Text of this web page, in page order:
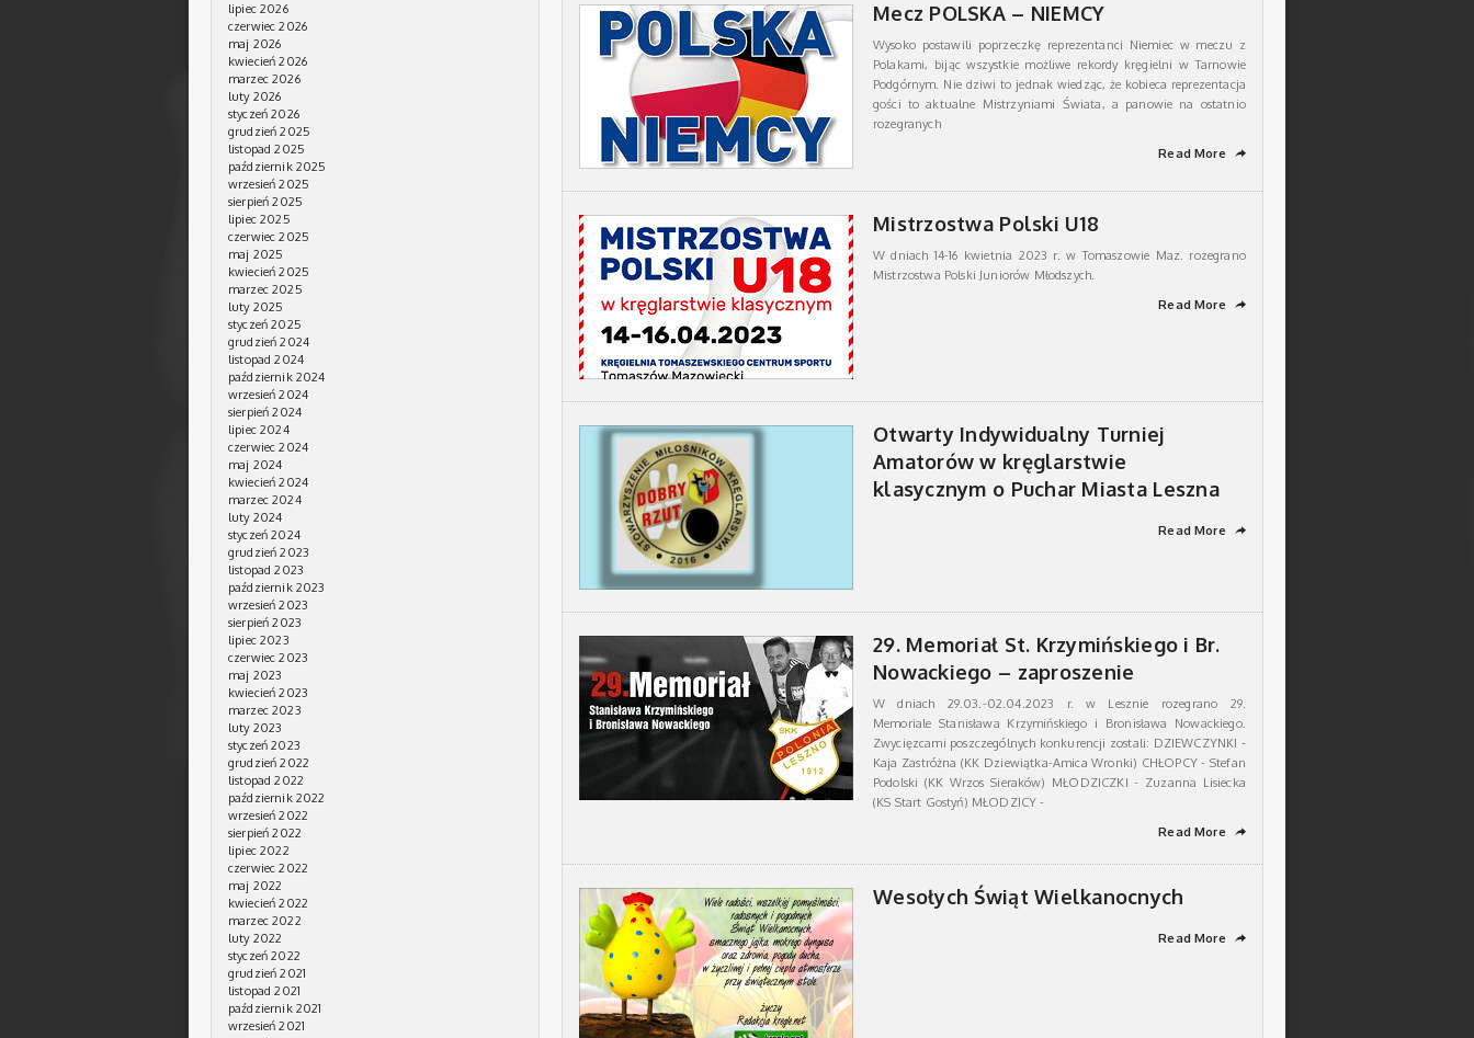
Mecz POLSKA – NIEMCY
Wysoko postawili poprzeczkę reprezentanci Niemiec w meczu z
Polakami, bijąc wszystkie możliwe rekordy kręgielni w Tarnowie
Podgórnym. Nie dziwi to jednak wiedząc, że kobieca reprezentacja
gości to aktualne Mistrzyniami Świata, a panowie na ostatnio
rozegranych
Read More
➦
Mistrzostwa Polski U18
W dniach 14-16 kwietnia 2023 r. w Tomaszowie Maz. rozegrano
Mistrzostwa Polski Juniorów Młodszych.
Read More
➦
Otwarty Indywidualny Turniej
Amatorów w kręglarstwie
klasycznym o Puchar Miasta Leszna
Read More ➦
29. Memoriał St. Krzymińskiego i Br.
Nowackiego – zaproszenie
W dniach 29.03.-02.04.2023 r. w Lesznie rozegrano 29.
Memoriale Stanisława Krzymińskiego i Bronisława Nowackiego.
Zwycięzcami poszczególnych konkurencji zostali: DZIEWCZYNKI -
Kaja Zastróżna (KK Dziewiątka-Amica Wronki) CHŁOPCY - Stefan
Podolski (KK Wrzos Sieraków) MŁODZICZKI - Zuzanna Lisiecka
(KS Start Gostyń) MŁODZICY -
Read More
➦
Wesołych Świąt Wielkanocnych
Read More ➦
lipiec 2026
czerwiec 2026
maj 2026
kwiecień 2026
marzec 2026
luty 2026
styczeń 2026
grudzień 2025
listopad 2025
październik 2025
wrzesień 2025
sierpień 2025
lipiec 2025
czerwiec 2025
maj 2025
kwiecień 2025
marzec 2025
luty 2025
styczeń 2025
grudzień 2024
listopad 2024
październik 2024
wrzesień 2024
sierpień 2024
lipiec 2024
czerwiec 2024
maj 2024
kwiecień 2024
marzec 2024
luty 2024
styczeń 2024
grudzień 2023
listopad 2023
październik 2023
wrzesień 2023
sierpień 2023
lipiec 2023
czerwiec 2023
maj 2023
kwiecień 2023
marzec 2023
luty 2023
styczeń 2023
grudzień 2022
listopad 2022
październik 2022
wrzesień 2022
sierpień 2022
lipiec 2022
czerwiec 2022
maj 2022
kwiecień 2022
marzec 2022
luty 2022
styczeń 2022
grudzień 2021
listopad 2021
październik 2021
wrzesień 2021